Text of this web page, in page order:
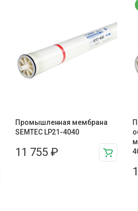
Промышленная мембрана
SEMTEC LP21-4040
11 755 ₽